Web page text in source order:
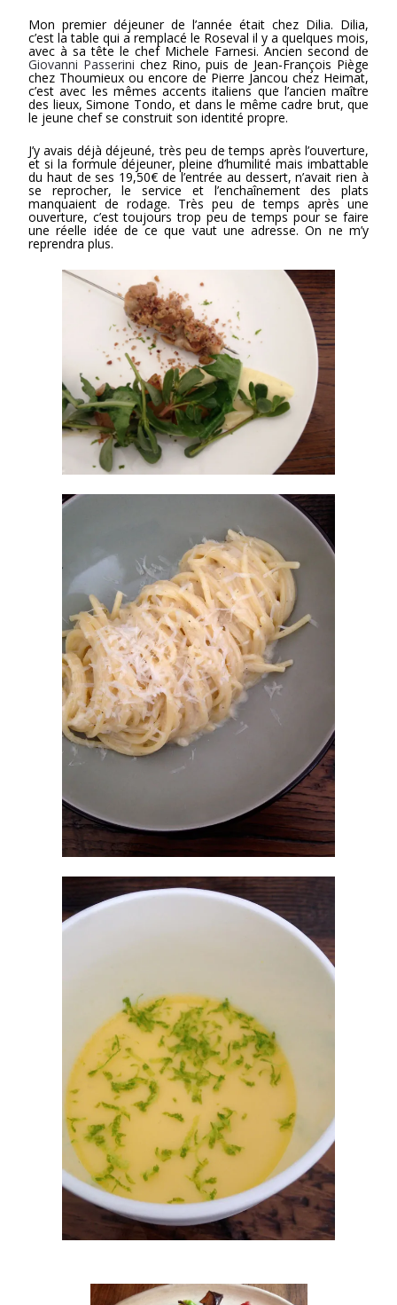
Mon premier déjeuner de l’année était chez Dilia. Dilia,
c’est la table qui a remplacé le Roseval il y a quelques mois,
avec à sa tête le chef Michele Farnesi. Ancien second de
Giovanni Passerini chez Rino, puis de Jean-François Piège
chez Thoumieux ou encore de Pierre Jancou chez Heimat,
c’est avec les mêmes accents italiens que l’ancien maître
des lieux, Simone Tondo, et dans le même cadre brut, que
le jeune chef se construit son identité propre.
J’y avais déjà déjeuné, très peu de temps après l’ouverture,
et si la formule déjeuner, pleine d’humilité mais imbattable
du haut de ses 19,50€ de l’entrée au dessert, n’avait rien à
se reprocher, le service et l’enchaînement des plats
manquaient de rodage. Très peu de temps après une
ouverture, c’est toujours trop peu de temps pour se faire
une réelle idée de ce que vaut une adresse. On ne m’y
reprendra plus.